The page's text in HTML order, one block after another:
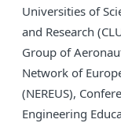
Universities of
and Research
Group of
Network of
(NEREUS),
Engineering